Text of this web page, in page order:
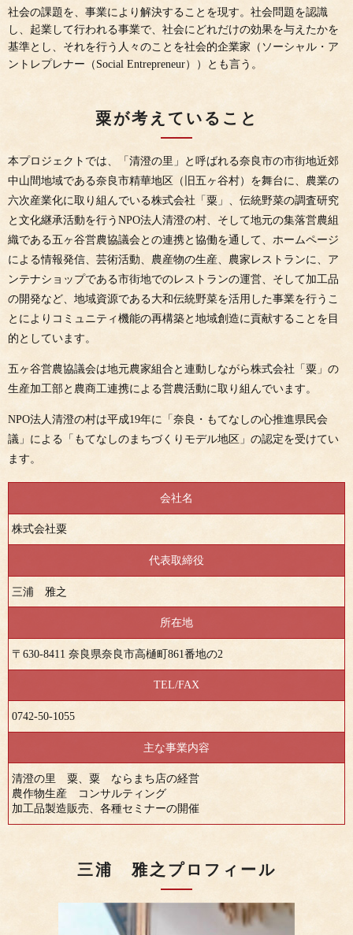
社会の課題を、事業により解決することを現す。社会問題を認識
し、起業して行われる事業で、社会にどれだけの効果を与えたかを
基準とし、それを行う人々のことを社会的企業家（ソーシャル・ア
ントレプレナー（Social Entrepreneur））とも言う。
粟が考えていること
本プロジェクトでは、「清澄の里」と呼ばれる奈良市の市街地近郊
中山間地域である奈良市精華地区（旧五ヶ谷村）を舞台に、農業の
六次産業化に取り組んでいる株式会社「粟」、伝統野菜の調査研究
と文化継承活動を行うNPO法人清澄の村、そして地元の集落営農組
織である五ヶ谷営農協議会との連携と協働を通して、ホームページ
による情報発信、芸術活動、農産物の生産、農家レストランに、ア
ンテナショップである市街地でのレストランの運営、そして加工品
の開発など、地域資源である大和伝統野菜を活用した事業を行うこ
とによりコミュニティ機能の再構築と地域創造に貢献することを目
的としています。
五ヶ谷営農協議会は地元農家組合と連動しながら株式会社「粟」の
生産加工部と農商工連携による営農活動に取り組んでいます。
NPO法人清澄の村は平成19年に「奈良・もてなしの心推進県民会
議」による「もてなしのまちづくりモデル地区」の認定を受けてい
ます。
会社名
株式会社粟
代表取締役
三浦 雅之
所在地
〒630-8411 奈良県奈良市高樋町861番地の2
TEL/FAX
0742-50-1055
主な事業内容
清澄の里 粟、粟 ならまち店の経営
農作物生産 コンサルティング
加工品製造販売、各種セミナーの開催
三浦 雅之プロフィール